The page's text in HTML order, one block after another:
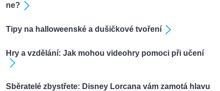
ne?
Tipy na halloweenské a dušičkové tvoření
Hry a vzdělání: Jak mohou videohry pomoci při učení
Sběratelé zbystřete: Disney Lorcana vám zamotá hlavu